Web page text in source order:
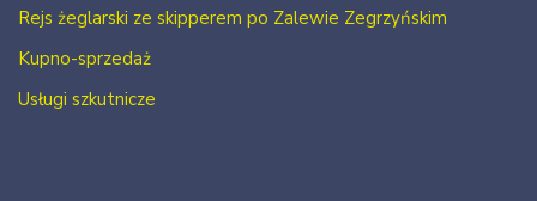
Rejs żeglarski ze skipperem po Zalewie Zegrzyńskim
Kupno-sprzedaż
Usługi szkutnicze